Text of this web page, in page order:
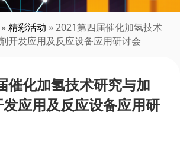
»精彩活动 » 2021第四届催化加氢技术
开发应用及反应设备应用研讨会
催化加氢技术研究与加
应用及反应设备应用研